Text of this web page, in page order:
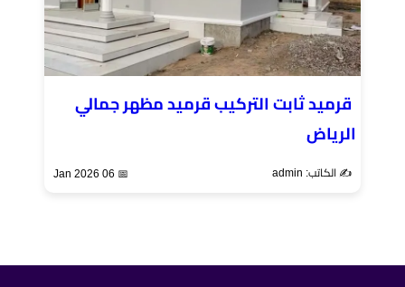
قرميد ثابت التركيب قرميد مظهر جمالي
الرياض
✍️ الكاتب: admin 📅 06 Jan 2026